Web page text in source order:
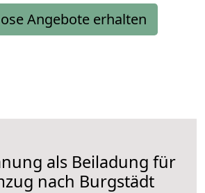
Angebote erhalten
als Beiladung für
nach Burgstädt